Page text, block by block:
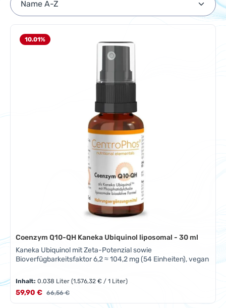
10.01%
Coenzym Q10-QH Kaneka Ubiquinol liposomal - 30 ml
Kaneka Ubiquinol mit Zeta-Potenzial sowie
Bioverfügbarkeitsfaktor 6,2 ≈ 104,2 mg (54 Einheiten), vegan
Inhalt:0.038 Liter(1.576,32 € / 1 Liter)
Verkaufspreis:
59,90 € Regulärer Preis:
66,56 €